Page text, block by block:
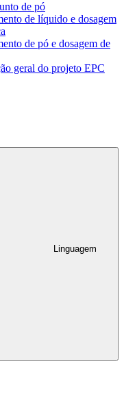
de pó
de líquido e dosagem
de pó e dosagem de
geral do projeto EPC
Linguagem